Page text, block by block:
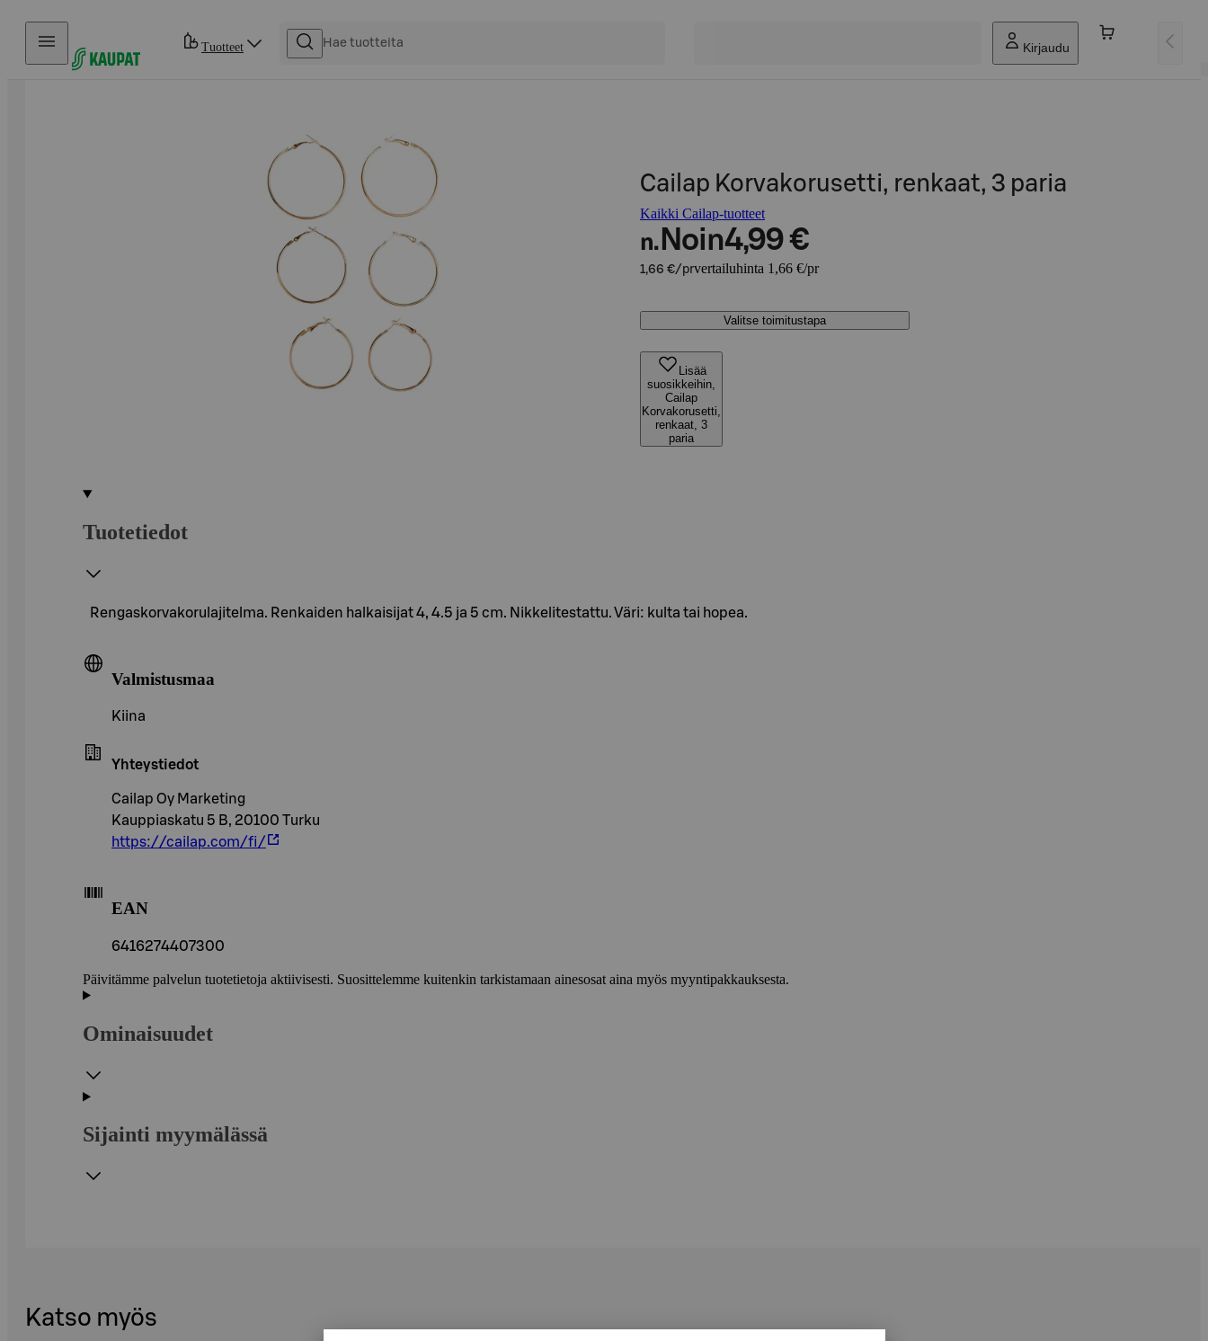
Hyppää sisältöön
Tuotteet Kirjaudu
Cailap Korvakorusetti, renkaat, 3 paria
Kaikki Cailap-tuotteet
n. Noin4,99 €
1,66 €/prvertailuhinta 1,66 €/pr
Valitse toimitustapa
Lisää
suosikkeihin,
Cailap
Korvakorusetti,
renkaat, 3
paria
Tuotetiedot
Rengaskorvakorulajitelma. Renkaiden halkaisijat 4, 4.5 ja 5 cm. Nikkelitestattu. Väri: kulta tai hopea.
Valmistusmaa
Kiina
Yhteystiedot
Cailap Oy Marketing
Kauppiaskatu 5 B, 20100 Turku
https://cailap.com/fi/
EAN
6416274407300
Päivitämme palvelun tuotetietoja aktiivisesti. Suosittelemme kuitenkin tarkistamaan ainesosat aina myös myyntipakkauksesta.
Ominaisuudet
Sijainti myymälässä
Katso myös